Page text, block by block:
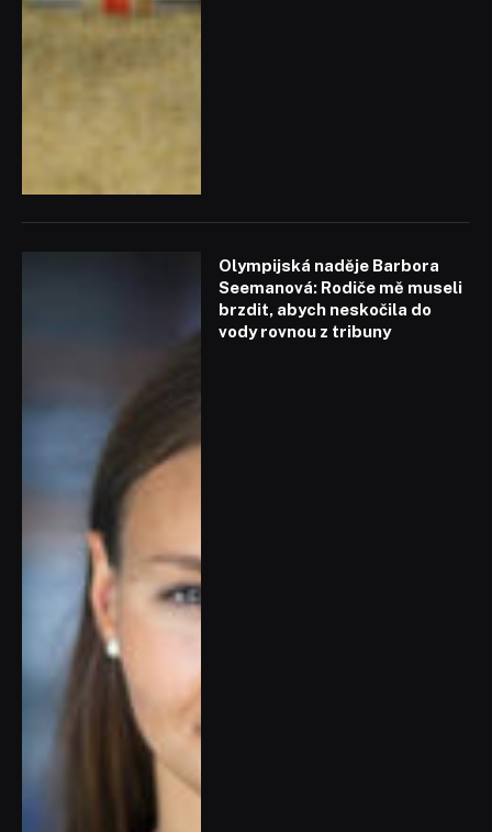
Olympijská naděje Barbora
Seemanová: Rodiče mě museli
brzdit, abych neskočila do
vody rovnou z tribuny